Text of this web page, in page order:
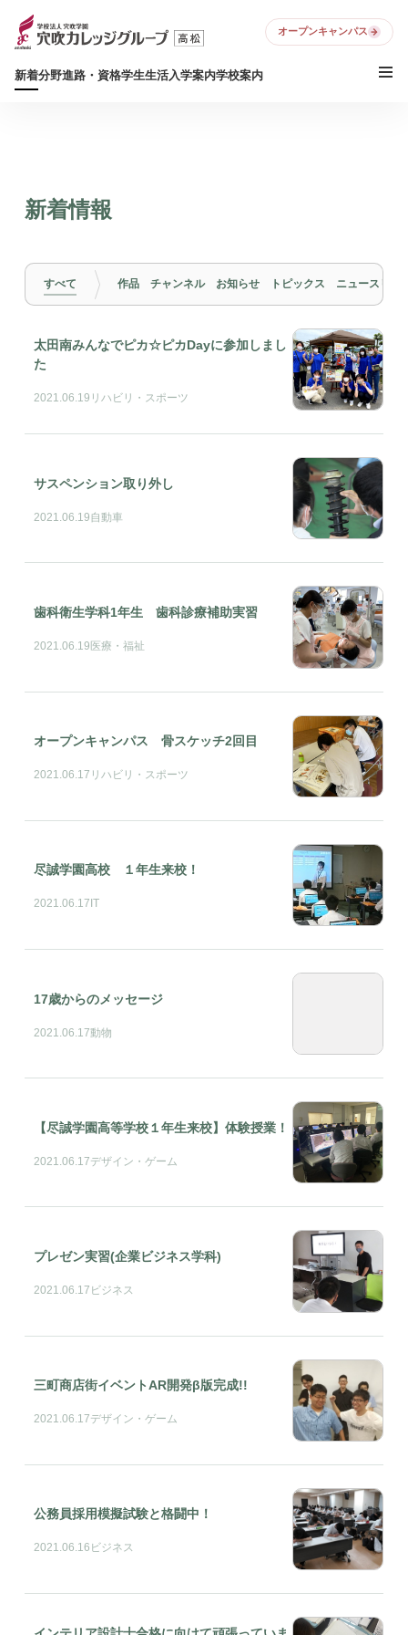
新着分野進路・資格学生生活入学案内学校案内
オープンキャンパス
新着情報
すべて 作品 チャンネル お知らせ トピックス ニュースリリ
太田南みんなでピカ☆ピカDayに参加しまし
た
2021.06.19 リハビリ・スポーツ
サスペンション取り外し
2021.06.19自動車
歯科衛生学科1年生 歯科診療補助実習
2021.06.19 医療・福祉
オープンキャンパス 骨スケッチ2回目
2021.06.17 リハビリ・スポーツ
尽誠学園高校 １年生来校！
2021.06.17 IT
17歳からのメッセージ
2021.06.17動物
【尽誠学園高等学校１年生来校】体験授業！
2021.06.17デザイン・ゲーム
プレゼン実習(企業ビジネス学科)
2021.06.17 ビジネス
三町商店街イベントAR開発β版完成!!
2021.06.17デザイン・ゲーム
公務員採用模擬試験と格闘中！
2021.06.16 ビジネス